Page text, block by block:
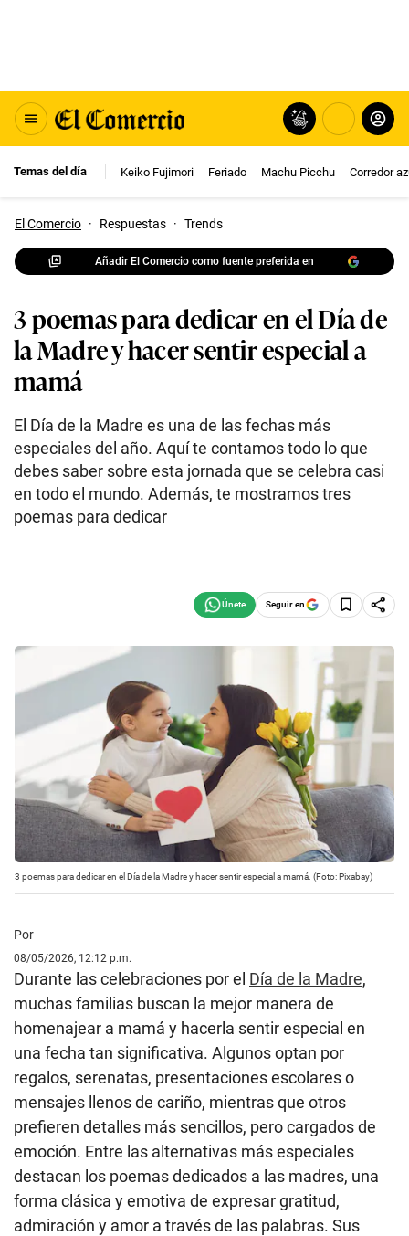
Temas del día Keiko Fujimori Feriado Machu Picchu Corredor
El Comercio · Respuestas · Trends
Añadir El Comercio como fuente preferida en
3 poemas para dedicar en el Día de
la Madre y hacer sentir especial a
mamá
El Día de la Madre es una de las fechas más
especiales del año. Aquí te contamos todo lo que
debes saber sobre esta jornada que se celebra casi
en todo el mundo. Además, te mostramos tres
poemas para dedicar
Seguir en
3 poemas para dedicar en el Día de la Madre y hacer sentir especial a mamá. (Foto: Pixabay)
Por
08/05/2026, 12:12 p.m.
Durante las celebraciones por el Día de la Madre,
muchas familias buscan la mejor manera de
homenajear a mamá y hacerla sentir especial en
una fecha tan significativa. Algunos optan por
regalos, serenatas, presentaciones escolares o
mensajes llenos de cariño, mientras que otros
prefieren detalles más sencillos, pero cargados de
emoción. Entre las alternativas más especiales
destacan los poemas dedicados a las madres, una
forma clásica y emotiva de expresar gratitud,
admiración y amor a través de las palabras. Sus